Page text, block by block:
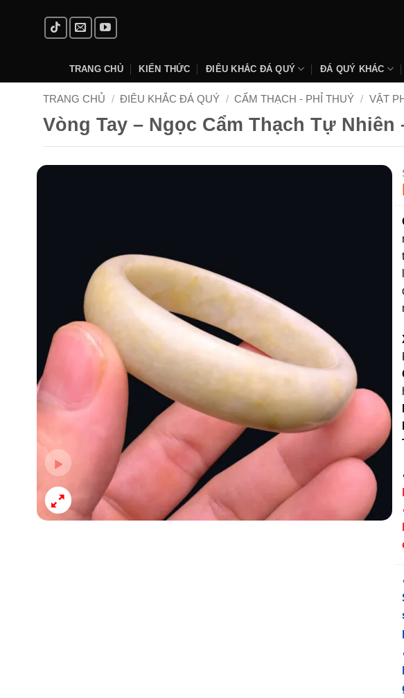
TRANG CHỦ KIẾN THỨC ĐIÊU KHẮC ĐÁ QUÝ ĐÁ QUÝ KHÁC
TRANG CHỦ / ĐIÊU KHẮC ĐÁ QUÝ / CẨM THẠCH - PHỈ THUÝ / VẬT
Vòng Tay – Ngọc Cẩm Thạch Tự Nhiên